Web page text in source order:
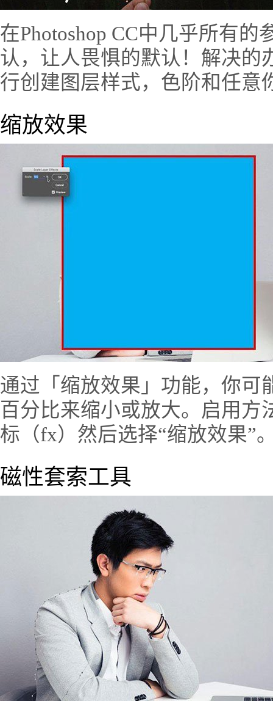
在Photoshop CC中几乎所有
认，让人畏惧的默认！解决的
行创建图层样式，色阶和任意
缩放效果
通过「缩放效果」功能，你可
百分比来缩小或放大。启用
标（fx）然后选择“缩放效果”
磁性套索工具